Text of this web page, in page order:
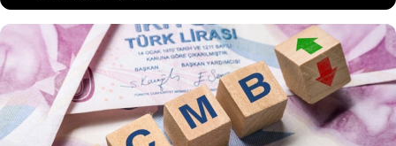
TCMB'nin bu haftaki kritik faiz kararı öncesinde
dünyanın önde gelen finans kuruluşlarından peş
peşe raporlar geldi. Bank of America, Morgan
Stanley ve Goldman Sachs politika faizinin sabit